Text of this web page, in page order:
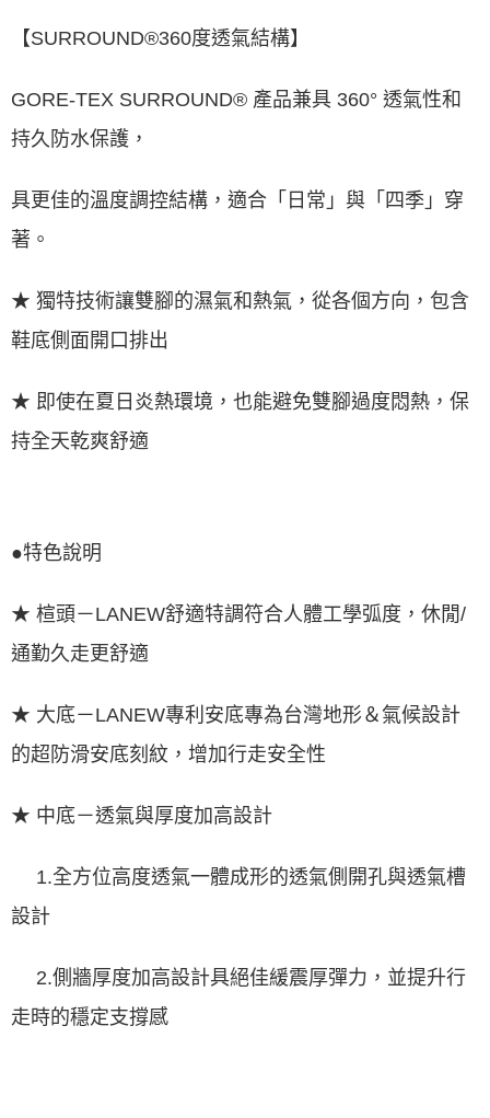
【SURROUND®360度透氣結構】
GORE-TEX SURROUND® 產品兼具 360° 透氣性和
持久防水保護，
具更佳的溫度調控結構，適合「日常」與「四季」穿
著。
★ 獨特技術讓雙腳的濕氣和熱氣，從各個方向，包含
鞋底側面開口排出
★ 即使在夏日炎熱環境，也能避免雙腳過度悶熱，保
持全天乾爽舒適
●特色說明
★ 楦頭－LANEW舒適特調符合人體工學弧度，休閒/
通勤久走更舒適
★ 大底－LANEW專利安底專為台灣地形＆氣候設計
的超防滑安底刻紋，增加行走安全性
★ 中底－透氣與厚度加高設計
1.全方位高度透氣一體成形的透氣側開孔與透氣槽
設計
2.側牆厚度加高設計具絕佳緩震厚彈力，並提升行
走時的穩定支撐感